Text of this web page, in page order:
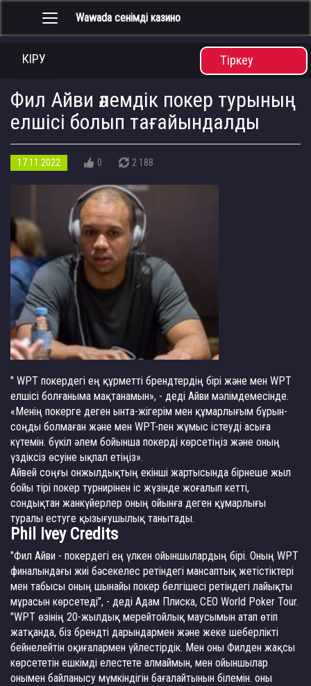
Toggle Wawada сенімді казино
КІРУ Тіркеу
Фил Айви әлемдік покер турының
елшісі болып тағайындалды
17.11.2022 0 2 188
" WPT покердегі ең құрметті брендтердің бірі және мен WPT
елшісі болғаныма мақтанамын», - деді Айви мәлімдемесінде.
«Менің покерге деген ынта-жігерім мен құмарлығым бұрын-
соңды болмаған және мен WPT-пен жұмыс істеуді асыға
күтемін. бүкіл әлем бойынша покерді көрсетіңіз және оның
үздіксіз өсуіне ықпал етіңіз».
Айвей соңғы онжылдықтың екінші жартысында бірнеше жыл
бойы тірі покер турнирінен іс жүзінде жоғалып кетті,
сондықтан жанкүйерлер оның ойынға деген құмарлығы
туралы естуге қызығушылық танытады.
Phil Ivey Credits
"Фил Айви - покердегі ең үлкен ойыншылардың бірі. Оның WPT
финалындағы жиі бәсекелес ретіндегі мансаптық жетістіктері
мен табысы оның шынайы покер белгішесі ретіндегі лайықты
мұрасын көрсетеді", - деді Адам Плиска, CEO World Poker Tour.
"WPT өзінің 20-жылдық мерейтойлық маусымын атап өтіп
жатқанда, біз брендті дарындармен және жеке шеберлікті
бейнелейтін оқиғалармен үйлестірдік. Мен оны Филден жақсы
көрсететін ешкімді елестете алмаймын, мен ойыншылар
онымен байланысу мүмкіндігін бағалайтынын білемін. оны